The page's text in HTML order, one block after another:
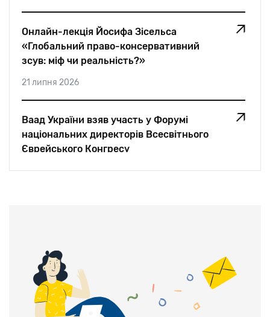
Онлайн-лекція Йосифа Зісельса
«Глобальний право-консервативний
зсув: міф чи реальність?»
21 липня 2026
Ваад України взяв участь у Форумі
національних директорів Всесвітнього
Єврейського Конгресу
05 липня 2026
And News
28 червня 2026
1-2 липня у Києві відбудеться